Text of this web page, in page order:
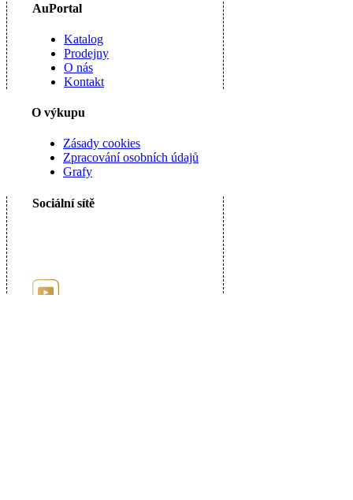
AuPortal
Katalog
Prodejny
O nás
Kontakt
O výkupu
Zásady cookies
Zpracování osobních údajů
Grafy
Sociální sítě